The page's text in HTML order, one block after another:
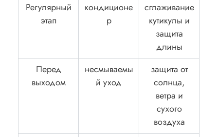
Регулярный
этап
кондиционе
р
сглаживание
кутикулы и
защита
длины
Перед
выходом
несмываемы
й уход
защита от
солнца,
ветра и
сухого
воздуха